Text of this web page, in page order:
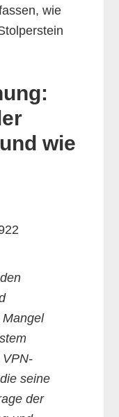
wie
wie
VPN-
seine
der